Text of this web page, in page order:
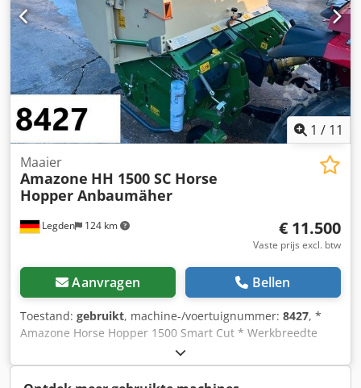
1 / 11
Legden 124 km
Maaier
Amazone HH 1500 SC Horse
Hopper Anbaumäher
€ 11.500
Vaste prijs excl. btw
Aanvragen Bellen
Toestand: gebruikt, machine-/voertuignummer: 8427, *
Amazone Horse Hopper 1500 Smart Cut * Werkbreedte
1,50 m * 1.500 l opvangbak inhoud * Tractor 3-punts
ophanging * H60 vleugelmessen * Steunwielen * Mulch-
inrichting * Aandrijfas met vrijloop Dkedperhy H Refx Aa